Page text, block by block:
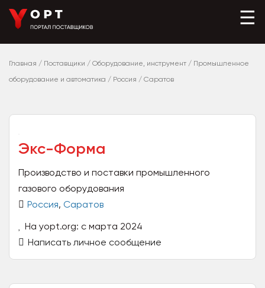
☰
Главная / Поставщики / Оборудование, инструмент / Промышленное
оборудование и автоматика / Россия / Саратов
Экс-Форма
Производство и поставки промышленного
газового оборудования
Россия, Саратов
На yopt.org: с марта 2024
Написать личное сообщение